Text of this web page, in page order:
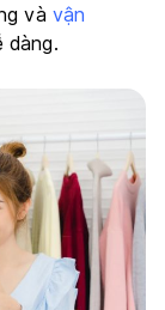
và vận
dàng.